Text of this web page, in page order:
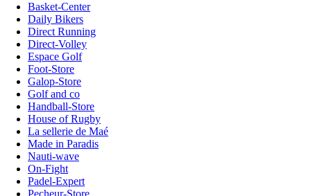
Basket-Center
Daily Bikers
Direct Running
Direct-Volley
Espace Golf
Foot-Store
Galop-Store
Golf and co
Handball-Store
House of Rugby
La sellerie de Maé
Made in Paradis
Nauti-wave
On-Fight
Padel-Expert